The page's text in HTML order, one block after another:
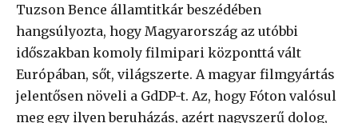
Tuzson Bence államtitkár beszédében
hangsúlyozta, hogy Magyarország az utóbbi
időszakban komoly filmipari központtá vált
Európában, sőt, világszerte. A magyar filmgyártás
jelentősen növeli a GdDP-t. Az, hogy Fóton valósul
meg egy ilyen beruházás, azért nagyszerű dolog,